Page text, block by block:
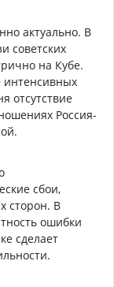
актуально. В
советских
на Кубе.
интенсивных
отсутствие
Россия-
сбои,
сторон. В
ошибки
сделает